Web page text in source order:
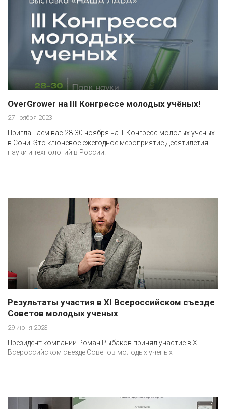
OverGrower на III Конгрессе молодых учёных!
27 ноября 2023
Приглашаем вас 28-30 ноября на III Конгресс молодых ученых
в Сочи. Это ключевое ежегодное мероприятие Десятилетия
науки и технологий в России!
Результаты участия в XI Всероссийском съезде
Советов молодых ученых
29 июня 2023
Президент компании Роман Рыбаков принял участие в XI
Всероссийском съезде Советов молодых ученых